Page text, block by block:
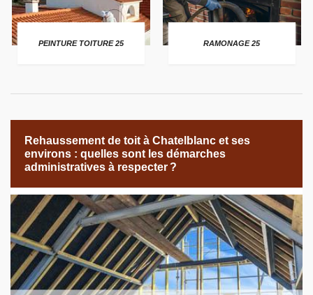
PEINTURE TOITURE 25 RAMONAGE 25
Rehaussement de toit à Chatelblanc et ses
environs : quelles sont les démarches
administratives à respecter ?